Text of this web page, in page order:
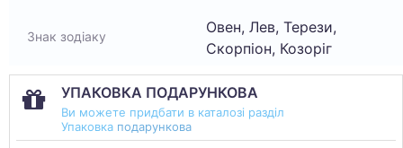
Знак зодіаку
Овен, Лев, Терези,
Скорпіон, Козоріг
УПАКОВКА ПОДАРУНКОВА
Ви можете придбати в каталозі разділ
Упаковка подарункова